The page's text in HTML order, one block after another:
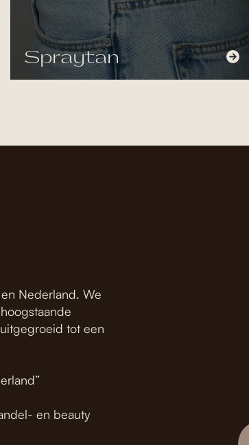
Spraytan
Nederland. We
tot een
en beauty